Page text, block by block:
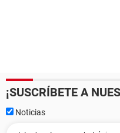
¡SUSCRÍBETE A
Noticias